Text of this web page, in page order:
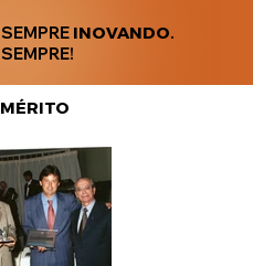
SEMPRE INOVANDO.
SEMPRE!
MÉRITO